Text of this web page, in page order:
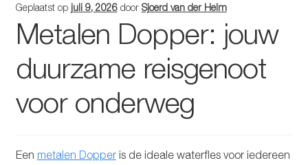
Kinderflessen
Glazen drinkfles
Geplaatst op juli 9, 2026 door Sjoerd van der Helm
Metalen Dopper: jouw
duurzame reisgenoot
voor onderweg
Een metalen Dopperis de ideale waterfles voor iedereen